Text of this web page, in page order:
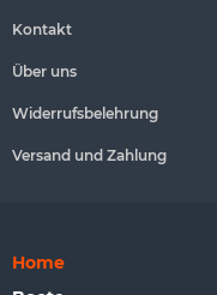
Kontakt
Über uns
Widerrufsbelehrung
Versand und Zahlung
Home